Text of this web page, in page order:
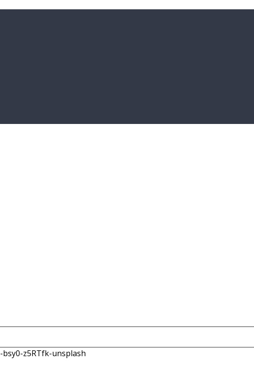
z5RTfk-unsplash